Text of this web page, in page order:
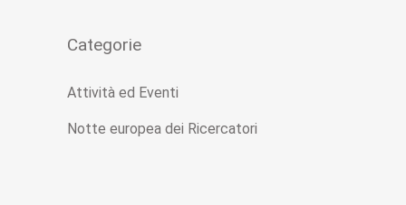
Categorie
Attività ed Eventi
Notte europea dei Ricercatori